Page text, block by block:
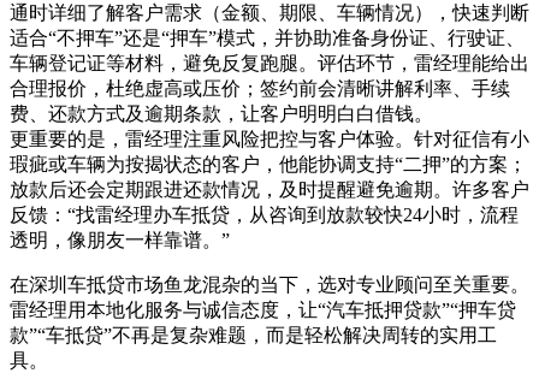
通时详细了解客户需求（金额、期限、车辆情况），快速判断
适合“不押车”还是“押车”模式，并协助准备身份证、行驶证、
车辆登记证等材料，避免反复跑腿。评估环节，雷经理能给出
合理报价，杜绝虚高或压价；签约前会清晰讲解利率、手续
费、还款方式及逾期条款，让客户明明白白借钱。
更重要的是，雷经理注重风险把控与客户体验。针对征信有小
瑕疵或车辆为按揭状态的客户，他能协调支持“二押”的方案；
放款后还会定期跟进还款情况，及时提醒避免逾期。许多客户
反馈：“找雷经理办车抵贷，从咨询到放款较快24小时，流程
透明，像朋友一样靠谱。”
在深圳车抵贷市场鱼龙混杂的当下，选对专业顾问至关重要。
雷经理用本地化服务与诚信态度，让“汽车抵押贷款”“押车贷
款”“车抵贷”不再是复杂难题，而是轻松解决周转的实用工
具。